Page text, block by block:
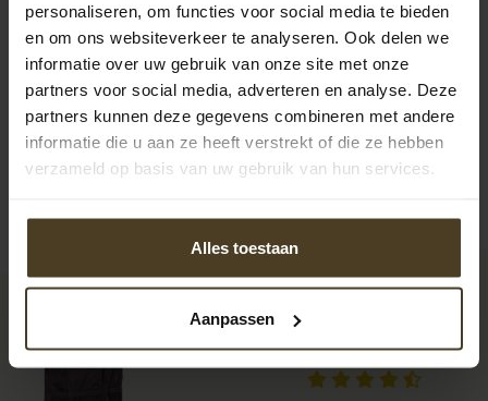
personaliseren, om functies voor social media te bieden
en om ons websiteverkeer te analyseren. Ook delen we
informatie over uw gebruik van onze site met onze
partners voor social media, adverteren en analyse. Deze
partners kunnen deze gegevens combineren met andere
informatie die u aan ze heeft verstrekt of die ze hebben
verzameld op basis van uw gebruik van hun services.
Alles toestaan
Aanpassen